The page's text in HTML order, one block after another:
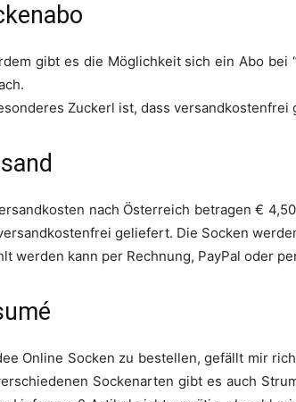
gibt es die Möglichkeit sich ein Abo bei
Zuckerl ist, dass
nach Österreich betragen €
geliefert. Die Socken
werden kann per Rechnung, PayPal oder
Online Socken zu bestellen, gefällt mir
Sockenarten gibt es auch